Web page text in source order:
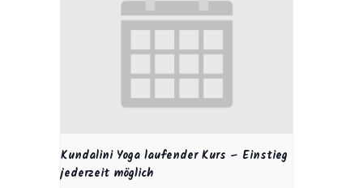
Kundalini Yoga laufender Kurs – Einstieg
jederzeit möglich